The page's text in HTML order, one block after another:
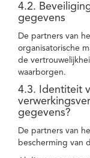
4.2.
gegevens
De partners van
organisatorische
de
waarborgen.
4.3. Identiteit
gegevens?
De partners van
bescherming van